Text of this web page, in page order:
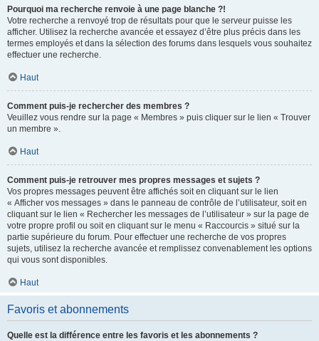
Pourquoi ma recherche renvoie à une page blanche ?!
Votre recherche a renvoyé trop de résultats pour que le serveur puisse les
afficher. Utilisez la recherche avancée et essayez d’être plus précis dans les
termes employés et dans la sélection des forums dans lesquels vous souhaitez
effectuer une recherche.
Haut
Comment puis-je rechercher des membres ?
Veuillez vous rendre sur la page « Membres » puis cliquer sur le lien « Trouver
un membre ».
Haut
Comment puis-je retrouver mes propres messages et sujets ?
Vos propres messages peuvent être affichés soit en cliquant sur le lien
« Afficher vos messages » dans le panneau de contrôle de l’utilisateur, soit en
cliquant sur le lien « Rechercher les messages de l’utilisateur » sur la page de
votre propre profil ou soit en cliquant sur le menu « Raccourcis » situé sur la
partie supérieure du forum. Pour effectuer une recherche de vos propres
sujets, utilisez la recherche avancée et remplissez convenablement les options
qui vous sont disponibles.
Haut
Favoris et abonnements
Quelle est la différence entre les favoris et les abonnements ?